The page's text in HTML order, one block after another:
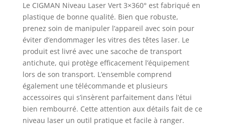
pendule sur le dessus
serait déverrouillé, le
niveau laser se
nivelera
automatiquement à 4 °
(sinon le laser
continuera à
clignoter). Appuyez
longuement sur le
bouton d'alimentation
pour ouvrir le
commutateur de mode
Le CIGMAN Niveau Laser Vert 3×360° est fabriqué en
plastique de bonne qualité. Bien que robuste,
prenez soin de manipuler l’appareil avec soin pour
éviter d’endommager les vitres des têtes laser. Le
produit est livré avec une sacoche de transport
antichute, qui protège efficacement l’équipement
lors de son transport. L’ensemble comprend
également une télécommande et plusieurs
accessoires qui s’insèrent parfaitement dans l’étui
bien rembourré. Cette attention aux détails fait de ce
niveau laser un outil pratique et facile à ranger.